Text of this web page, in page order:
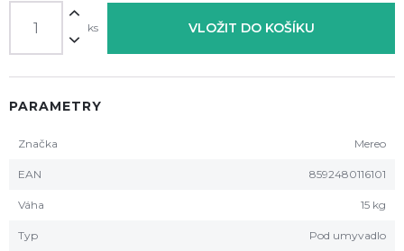
ks VLOŽIT DO KOŠÍKU
PARAMETRY
Značka Mereo
EAN 8592480116101
Váha 15 kg
Typ Pod umyvadlo